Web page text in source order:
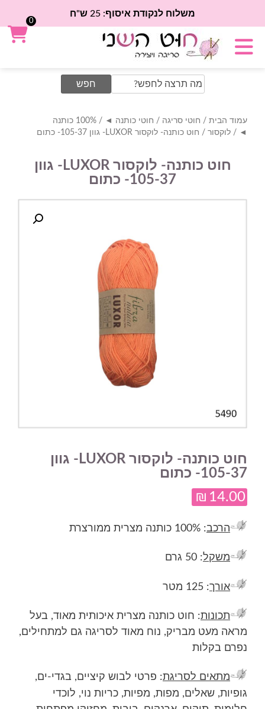
משלוח לנקודת איסוף: 25 ש"ח
Search
for:
עמוד הבית / חוטי סריגה / חוטי כותנה ◄ /
100% כותנה
◄
/ לוקסור / חוט כותנה- לוקסור LUXOR- גוון 105-37- כתום
חוט כותנה- לוקסור LUXOR- גוון
105-37- כתום
חוט כותנה- לוקסור LUXOR- גוון
105-37- כתום
₪ 14.00
הרכב: 100% כותנה מצרית ממורצרת
משקל: 50 גרם
אורך: 125 מטר
תכונות: חוט כותנה מצרית איכותית מאוד, בעל
מראה מעט מבריק, נוח מאוד לסריגה גם למתחילים,
נפרם בקלות
מתאים לסריגת: פרטי לבוש קיציים, בגדי-ים,
גופיות, שאלים, מפות, מפיות, כריות נוי, לוכדי
0